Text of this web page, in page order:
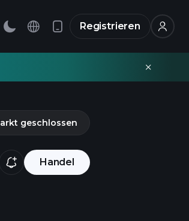
Registrieren
Handel
geschlossen